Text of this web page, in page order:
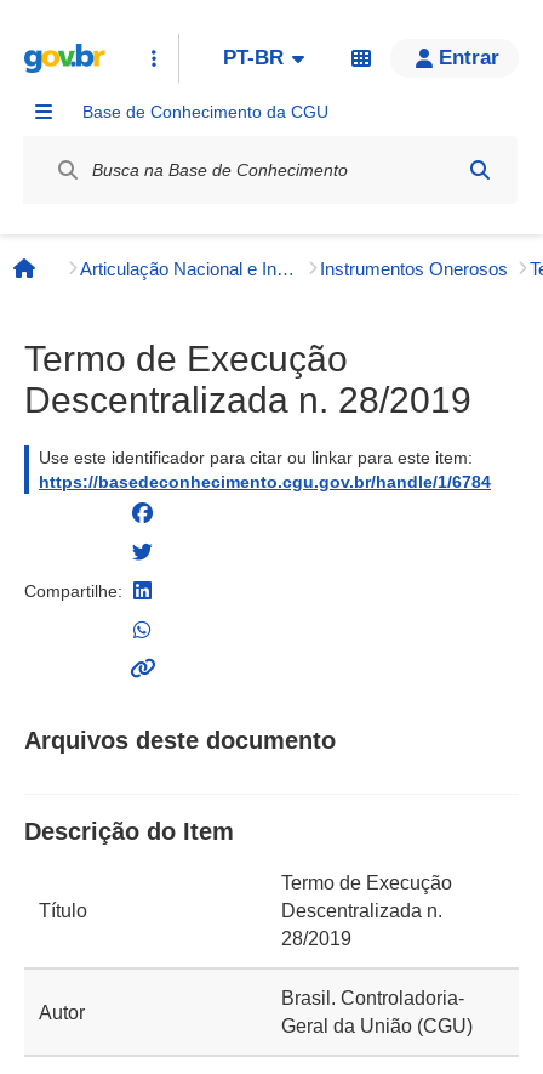
PT-BR Entrar
Base de Conhecimento da CGU
Página inicial
Articulação Nacional e Internacional Instrumentos Onerosos
Termo de Execução
Descentralizada n. 28/2019
Use este identificador para citar ou linkar para este item:
https://basedeconhecimento.cgu.gov.br/handle/1/6784
Compartilhe:
Arquivos deste documento
Descrição do Item
Título
Termo de Execução
Descentralizada n.
28/2019
Autor
Brasil. Controladoria-
Geral da União (CGU)